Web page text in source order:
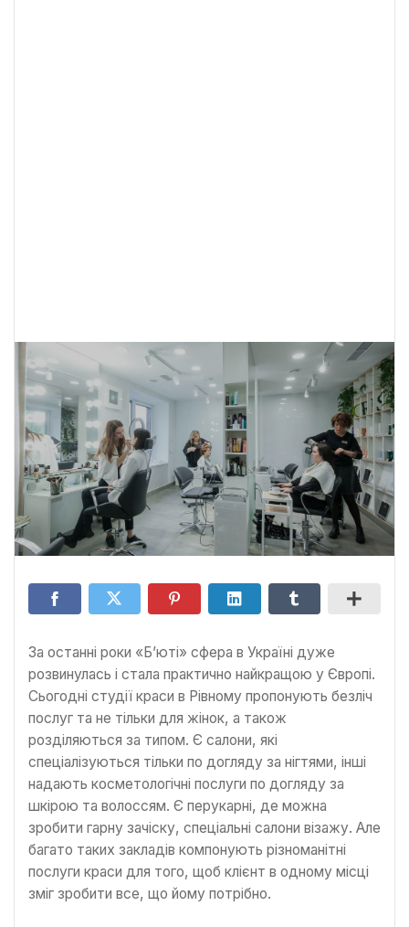
За останні роки «Б’юті» сфера в Україні дуже
розвинулась і стала практично найкращою у Європі.
Сьогодні студії краси в Рівному пропонують безліч
послуг та не тільки для жінок, а також
розділяються за типом. Є салони, які
спеціалізуються тільки по догляду за нігтями, інші
надають косметологічні послуги по догляду за
шкірою та волоссям. Є перукарні, де можна
зробити гарну зачіску, спеціальні салони візажу. Але
багато таких закладів компонують різноманітні
послуги краси для того, щоб клієнт в одному місці
зміг зробити все, що йому потрібно.